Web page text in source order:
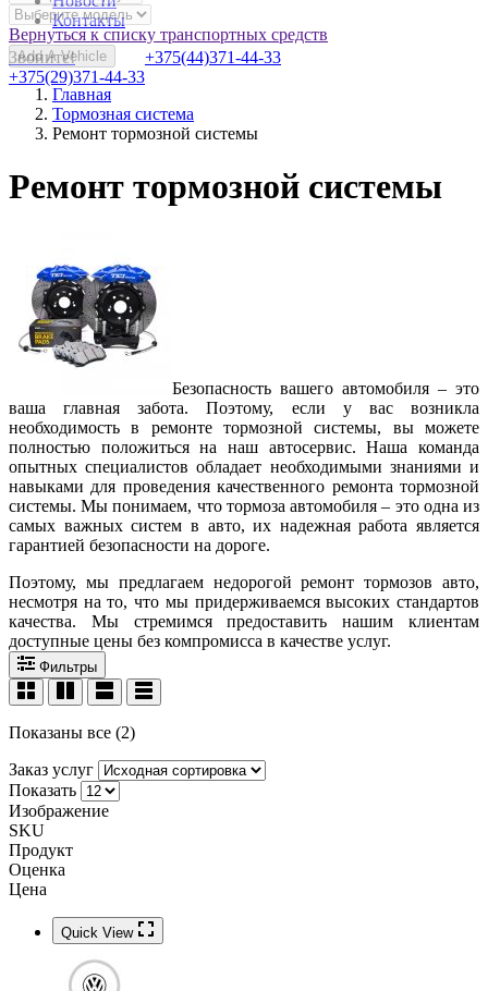
Контакты
Звоните!
+375(29)371-44-33
+375(44)371-44-33
Вернуться к списку транспортных средств
Add A Vehicle
Главная
Тормозная система
Ремонт тормозной системы
Ремонт тормозной системы
Безопасность вашего автомобиля – это
ваша главная забота. Поэтому, если у вас возникла
необходимость в ремонте тормозной системы, вы можете
полностью положиться на наш автосервис. Наша команда
опытных специалистов обладает необходимыми знаниями и
навыками для проведения качественного ремонта тормозной
системы. Мы понимаем, что тормоза автомобиля – это одна из
самых важных систем в авто, их надежная работа является
гарантией безопасности на дороге.
Поэтому, мы предлагаем недорогой ремонт тормозов авто,
несмотря на то, что мы придерживаемся высоких стандартов
качества. Мы стремимся предоставить нашим клиентам
доступные цены без компромисса в качестве услуг.
Фильтры
Показаны все (2)
Заказ услуг
Показать
Изображение
SKU
Продукт
Оценка
Цена
Quick View